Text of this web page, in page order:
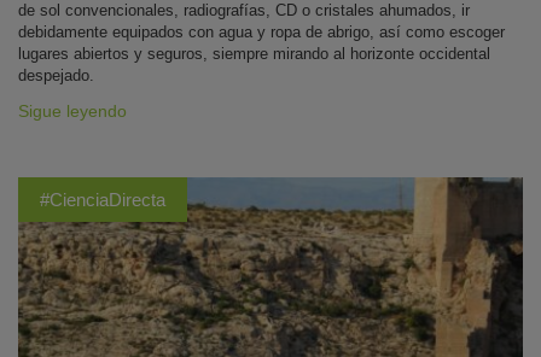
de sol convencionales, radiografías, CD o cristales ahumados, ir
debidamente equipados con agua y ropa de abrigo, así como escoger
lugares abiertos y seguros, siempre mirando al horizonte occidental
despejado.
Sigue leyendo
#CienciaDirecta